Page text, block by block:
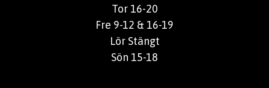
Tor 16-20
Fre 9-12 & 16-19
Lör Stängt
Sön 15-18